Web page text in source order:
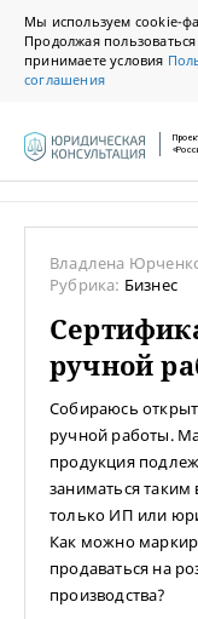
Мы используем cookie-
Продолжая
принимаете условия
соглашения
Владлена
Рубрика: Бизнес
ручной
Собираюсь
ручной работы.
продукция
заниматься
только ИП или
Как можно
продаваться на
производства?